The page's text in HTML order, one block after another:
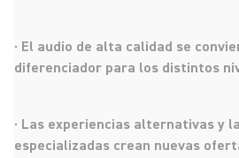
· El audio de alta calidad se
diferenciador para los distintos
· Las experiencias alternativas y
especializadas crean nuevas